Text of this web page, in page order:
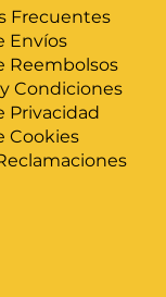
Frecuentes
Envíos
Reembolsos
Condiciones
Privacidad
Cookies